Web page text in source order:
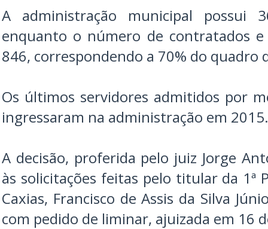
A administração municipal possui
enquanto o número de contratados e
846, correspondendo a 70% do quadro
Os últimos servidores admitidos por
ingressaram na administração em 2015.
A decisão, proferida pelo juiz Jorge
às solicitações feitas pelo titular da 1ª
Caxias, Francisco de Assis da Silva
com pedido de liminar, ajuizada em 16